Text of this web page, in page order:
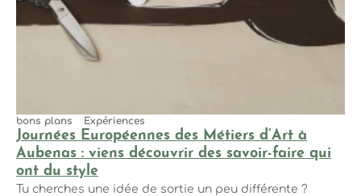
Journées Européennes des Métiers d’Art à
Aubenas : viens découvrir des savoir-faire qui
ont du style
bons plans Expériences
Tu cherches une idée de sortie un peu différente ?